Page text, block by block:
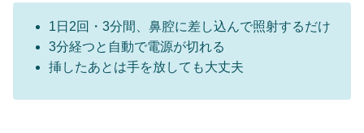
1日2回・3分間、鼻腔に差し込んで照射するだけ
3分経つと自動で電源が切れる
挿したあとは手を放しても大丈夫